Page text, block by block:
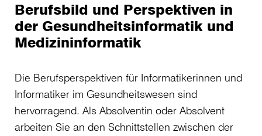
Berufsbild und Perspektiven in
der Gesundheitsinformatik und
Medizininformatik
Die Berufsperspektiven für Informatikerinnen und
Informatiker im Gesundheitswesen sind
hervorragend. Als Absolventin oder Absolvent
arbeiten Sie an den Schnittstellen zwischen der